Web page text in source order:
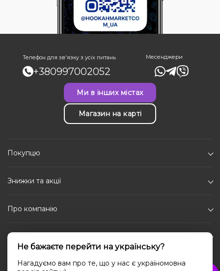
Телефон для зв'язку з усіх питань
+380997002052
Месенджери
Ми в інших містах
Магазин на карті
Покупцю
Знижки та акції
Про компанію
Каталог
Соціальні мережі
Не бажаєте перейти на українську?
Нагадуємо вам про те, що у нас є україномовна